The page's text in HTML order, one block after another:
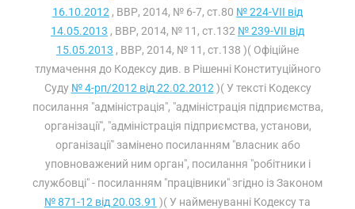
16.10.2012 , ВВР, 2014, № 6-7, ст.80 № 224-VII від
14.05.2013 , ВВР, 2014, № 11, ст.132 № 239-VII від
15.05.2013 , ВВР, 2014, № 11, ст.138 )( Офіційне
тлумачення до Кодексу див. в Рішенні Конституційного
Суду № 4-рп/2012 від 22.02.2012 )( У тексті Кодексу
посилання "адміністрація", "адміністрація підприємства,
організації", "адміністрація підприємства, установи,
організації" замінено посиланням "власник або
уповноважений ним орган", посилання "робітники і
службовці" - посиланням "працівники" згідно із Законом
№ 871-12 від 20.03.91 )( У найменуванні Кодексу та